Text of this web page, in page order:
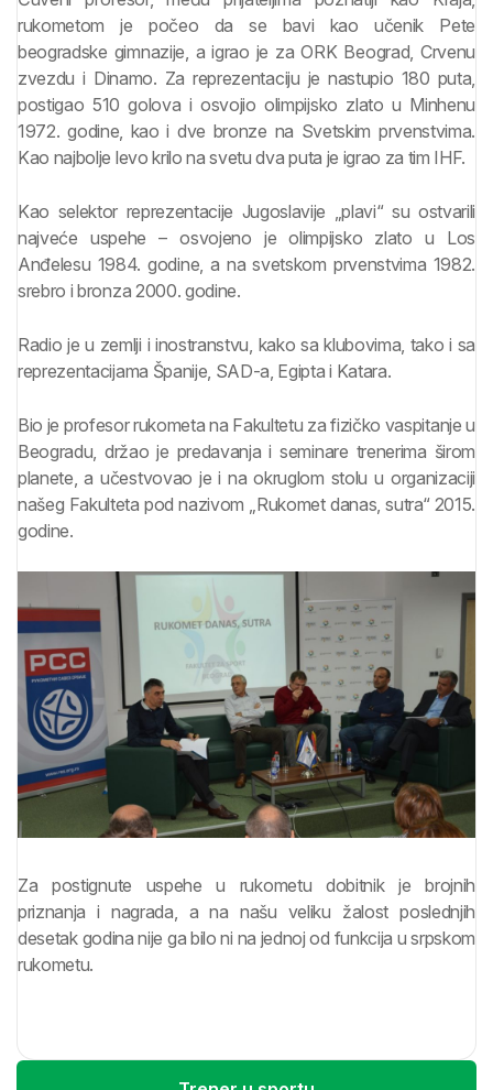
rukometom je počeo da se bavi kao učenik Pete
beogradske gimnazije, a igrao je za ORK Beograd, Crvenu
zvezdu i Dinamo. Za reprezentaciju je nastupio 180 puta,
postigao 510 golova i osvojio olimpijsko zlato u Minhenu
1972. godine, kao i dve bronze na Svetskim prvenstvima.
Kao najbolje levo krilo na svetu dva puta je igrao za tim IHF.
Kao selektor reprezentacije Jugoslavije „plavi“ su ostvarili
najveće uspehe – osvojeno je olimpijsko zlato u Los
Anđelesu 1984. godine, a na svetskom prvenstvima 1982.
srebro i bronza 2000. godine.
Radio je u zemlji i inostranstvu, kako sa klubovima, tako i sa
reprezentacijama Španije, SAD-a, Egipta i Katara.
Bio je profesor rukometa na Fakultetu za fizičko vaspitanje u
Beogradu, držao je predavanja i seminare trenerima širom
planete, a učestvovao je i na okruglom stolu u organizaciji
našeg Fakulteta pod nazivom „Rukomet danas, sutra“ 2015.
godine.
Za postignute uspehe u rukometu dobitnik je brojnih
priznanja i nagrada, a na našu veliku žalost poslednjih
desetak godina nije ga bilo ni na jednoj od funkcija u srpskom
rukometu.